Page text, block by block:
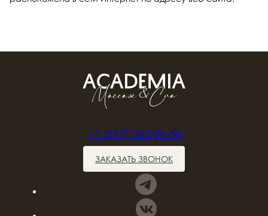
+7 (812) 565-96-50
ЗАКАЗАТЬ ЗВОНОК